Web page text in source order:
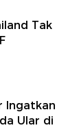
Tak
Ingatkan
Ular di